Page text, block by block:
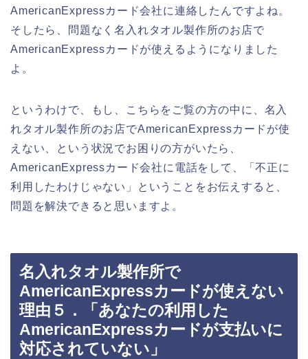
AmericanExpressカード会社に連絡したんですよね。
そしたら、問題なく名入れタオル製作所のお店で
AmericanExpressカードが使えるようになりました
よ。
というわけで、もし、こちらをご覧の方の中に、名入
れタオル製作所のお店でAmericanExpressカードが使
えない、という状況でお困りの方がいたら、
AmericanExpressカード会社に電話をして、「不正に
利用したわけじゃない」ということをお伝えすると、
問題を解決できると思いますよ。
名入れタオル製作所で
AmericanExpressカードが使えない
理由５．「あなたの利用した
AmericanExpressカードが支払いに
対応されていない」